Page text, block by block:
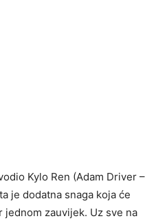
Kylo Ren (Adam Driver –
je dodatna snaga koja će
zauvijek. Uz sve na